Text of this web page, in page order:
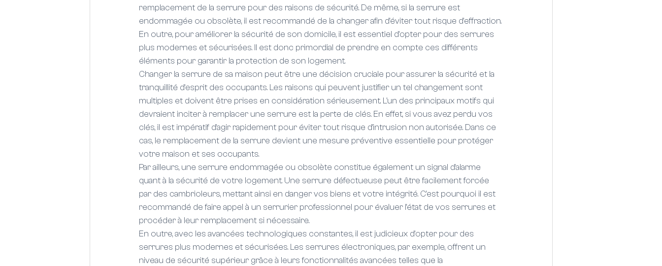
remplacement de la serrure pour des raisons de sécurité. De même, si la serrure est
endommagée ou obsolète, il est recommandé de la changer afin d'éviter tout risque d'effraction.
En outre, pour améliorer la sécurité de son domicile, il est essentiel d'opter pour des serrures
plus modernes et sécurisées. Il est donc primordial de prendre en compte ces différents
éléments pour garantir la protection de son logement.
Changer la serrure de sa maison peut être une décision cruciale pour assurer la sécurité et la
tranquillité d'esprit des occupants. Les raisons qui peuvent justifier un tel changement sont
multiples et doivent être prises en considération sérieusement. L'un des principaux motifs qui
devraient inciter à remplacer une serrure est la perte de clés. En effet, si vous avez perdu vos
clés, il est impératif d'agir rapidement pour éviter tout risque d'intrusion non autorisée. Dans ce
cas, le remplacement de la serrure devient une mesure préventive essentielle pour protéger
votre maison et ses occupants.
Par ailleurs, une serrure endommagée ou obsolète constitue également un signal d'alarme
quant à la sécurité de votre logement. Une serrure défectueuse peut être facilement forcée
par des cambrioleurs, mettant ainsi en danger vos biens et votre intégrité. C'est pourquoi il est
recommandé de faire appel à un serrurier professionnel pour évaluer l'état de vos serrures et
procéder à leur remplacement si nécessaire.
En outre, avec les avancées technologiques constantes, il est judicieux d'opter pour des
serrures plus modernes et sécurisées. Les serrures électroniques, par exemple, offrent un
niveau de sécurité supérieur grâce à leurs fonctionnalités avancées telles que la